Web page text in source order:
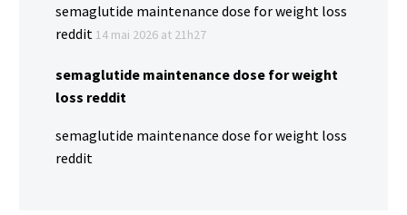
semaglutide maintenance dose for weight loss
reddit 14 mai 2026 at 21h27
semaglutide maintenance dose for weight
loss reddit
semaglutide maintenance dose for weight loss
reddit